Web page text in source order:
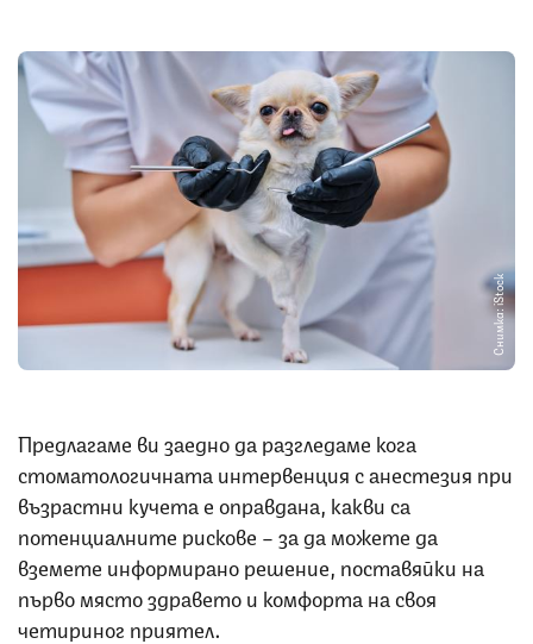
Снимка: iStock
Предлагаме ви заедно да разгледаме кога
стоматологичната интервенция с анестезия при
възрастни кучета е оправдана, какви са
потенциалните рискове – за да можете да
вземете информирано решение, поставяйки на
първо място здравето и комфорта на своя
четириног приятел.